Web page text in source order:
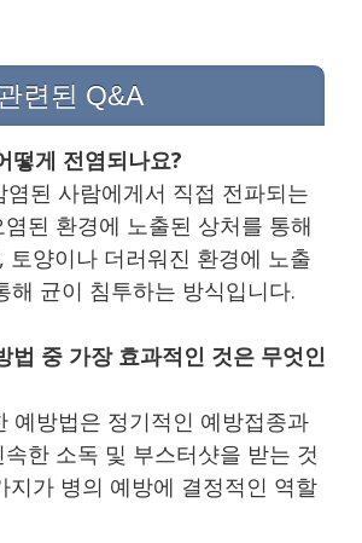
련된 Q&A
떻게 전염되나요?
염된 사람에게서 직접 전파되는
된 환경에 노출된 상처를 통해
토양이나 더러워진 환경에 노출
해 균이 침투하는 방식입니다.
법 중 가장 효과적인 것은 무엇인
예방법은 정기적인 예방접종과
한 소독 및 부스터샷을 받는 것
지가 병의 예방에 결정적인 역할